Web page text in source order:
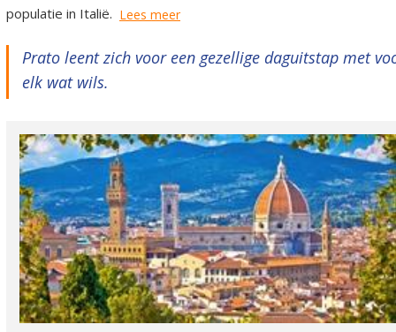
populatie in Italië. Lees meer
Prato leent zich voor een gezellige daguitstap met
elk wat wils.